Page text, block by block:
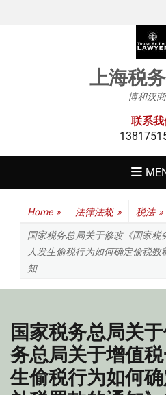
上海税
博和汉
联系我
Home » 法律法规 » 税法 »
国家税务总局关于修改《国家税
人发生偷税行为如何确定偷税
知
国家税务总局关
务总局关于增值
生偷税行为如何